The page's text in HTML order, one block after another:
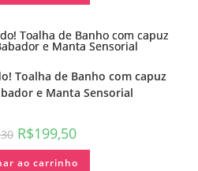
Toalha de Banho com capuz
e Manta Sensorial
R$199,50
ao carrinho